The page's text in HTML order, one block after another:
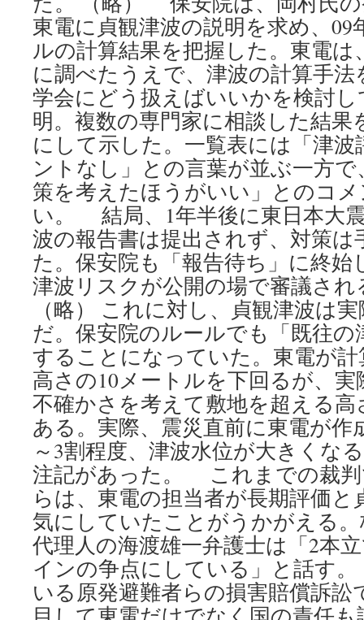
東電に貞観津波の説明を求め、09
ルの計算結果を把握した。東電は
に調べたうえで、津波の計算手
学会にどう扱えばいいかを検討
明。複数の専門家に相談した結果
にして示した。一覧表には「津
ントなし」との言葉が並ぶ一方
策を考えたほうがいい」とのコ
い。 結局、1年半後に東日本大
波の報告書は提出されず、対策
た。保安院も「報告待ち」に終始
津波リスクが公開の場で審議さ
（略） これに対し、貞観津波は
だ。保安院のルールでも「既往の
することになっていた。東電が
高さの10メートルを下回るが、
不確かさを考えて敷地を超える
ある。実際、震災直前に東電が作
～3割程度、津波水位が大きくな
注記があった。 これまでの裁判
らは、東電の担当者が長期評価
気にしていたことがうかがえる
代理人の海渡雄一弁護士は「2本
インの争点にしている」と話す
いる原発避難者らの損害賠償訴訟